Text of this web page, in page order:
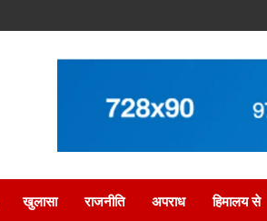
खुलासा राजनीति अपराध हिमालय से